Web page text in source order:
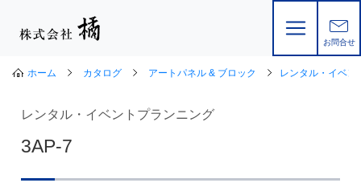
お問合せ
ホーム カタログ アートパネル & ブロック レンタル・イベン
レンタル・イベントプランニング
3AP-7